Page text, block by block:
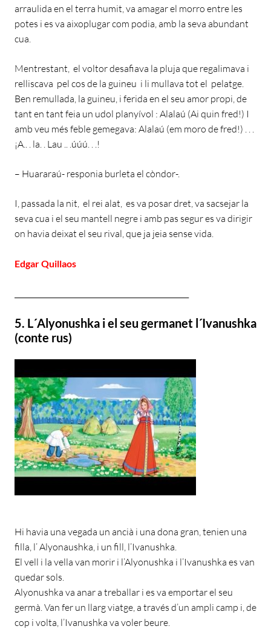
arraulida en el terra humit, va amagar el morro entre les
potes i es va aixoplugar com podia, amb la seva abundant
cua.
Mentrestant, el voltor desafiava la pluja que regalimava i
relliscava pel cos de la guineu i li mullava tot el pelatge.
Ben remullada, la guineu, i ferida en el seu amor propi, de
tant en tant feia un udol planyívol : Alalaú (Ai quin fred!) I
amb veu més feble gemegava: Alalaú (em moro de fred!) . . .
¡A.. . la. . Lau .. .úúú. . .!
– Huararaú- responia burleta el còndor-.
I, passada la nit, el rei alat, es va posar dret, va sacsejar la
seva cua i el seu mantell negre i amb pas segur es va dirigir
on havia deixat el seu rival, que ja jeia sense vida.
Edgar Quillaos
5. L´Alyonushka i el seu germanet l´Ivanushka
(conte rus)
Hi havia una vegada un ancià i una dona gran, tenien una
filla, l’ Alyonaushka, i un fill, l’Ivanushka.
El vell i la vella van morir i l’Alyonushka i l’Ivanushka es van
quedar sols.
Alyonushka va anar a treballar i es va emportar el seu
germà. Van fer un llarg viatge, a través d’un ampli camp i, de
cop i volta, l’Ivanushka va voler beure.